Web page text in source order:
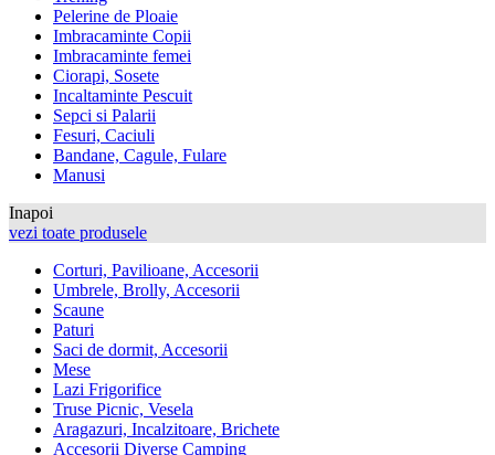
Pelerine de Ploaie
Imbracaminte Copii
Imbracaminte femei
Ciorapi, Sosete
Incaltaminte Pescuit
Sepci si Palarii
Fesuri, Caciuli
Bandane, Cagule, Fulare
Manusi
Inapoi
vezi toate produsele
Corturi, Pavilioane, Accesorii
Umbrele, Brolly, Accesorii
Scaune
Paturi
Saci de dormit, Accesorii
Mese
Lazi Frigorifice
Truse Picnic, Vesela
Aragazuri, Incalzitoare, Brichete
Accesorii Diverse Camping